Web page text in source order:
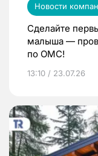
Новости
Сделайте
малыша —
по ОМС!
13:10 / 23.07.26